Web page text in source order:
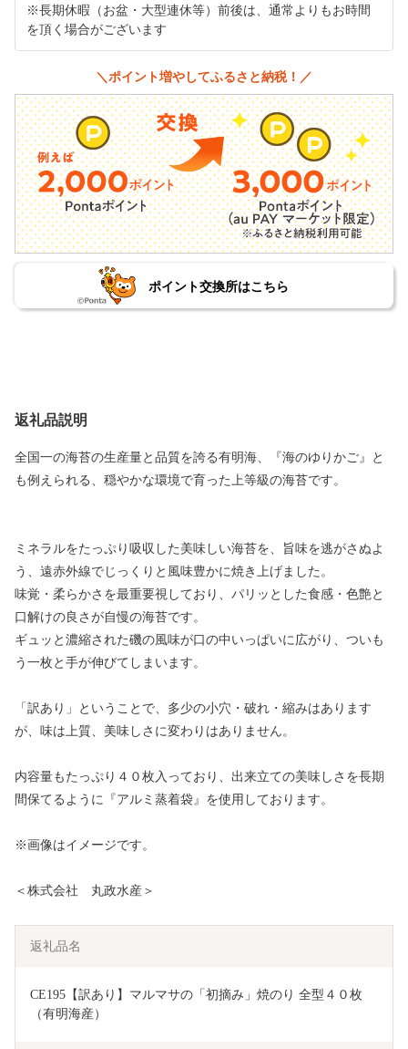
※長期休暇（お盆・大型連休等）前後は、通常よりもお時間
を頂く場合がございます
＼ポイント増やしてふるさと納税！／
ポイント交換所はこちら
返礼品説明
全国一の海苔の生産量と品質を誇る有明海、『海のゆりかご』と
も例えられる、穏やかな環境で育った上等級の海苔です。
ミネラルをたっぷり吸収した美味しい海苔を、旨味を逃がさぬよ
う、遠赤外線でじっくりと風味豊かに焼き上げました。
味覚・柔らかさを最重要視しており、パリッとした食感・色艶と
口解けの良さが自慢の海苔です。
ギュッと濃縮された磯の風味が口の中いっぱいに広がり、ついも
う一枚と手が伸びてしまいます。
「訳あり」ということで、多少の小穴・破れ・縮みはあります
が、味は上質、美味しさに変わりはありません。
内容量もたっぷり４０枚入っており、出来立ての美味しさを長期
間保てるように『アルミ蒸着袋』を使用しております。
※画像はイメージです。
＜株式会社 丸政水産＞
返礼品名
CE195【訳あり】マルマサの「初摘み」焼のり 全型４０枚
（有明海産）